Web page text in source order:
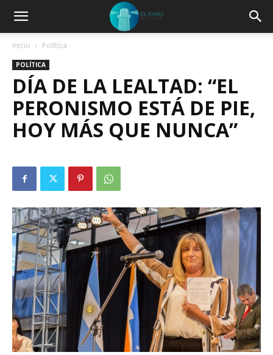
Inicio Política
POLÍTICA
DÍA DE LA LEALTAD: “EL
PERONISMO ESTÁ DE PIE,
HOY MÁS QUE NUNCA”